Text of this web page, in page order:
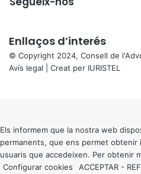
Enllaços d’interés
© Copyright 2024, Consell de
Avís legal | Creat per IURISTEL
button
Els informem que la nostra web
permanents, que ens permet obtenir
usuaris que accedeixen. Per obtenir
Configurar cookies
ACCEPTAR -